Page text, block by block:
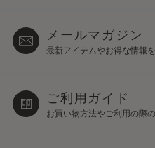
メールマガジン
最新アイテムやお得な情報を
ご利用ガイド
お買い物方法やご利用の際の